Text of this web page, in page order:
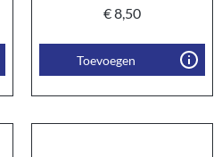
€8,50
Toevoegen